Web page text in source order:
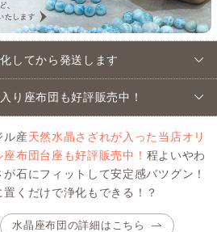
してから発送します
り座布団も好評販売中！
ル産天然水晶さざれが入った当店オリ
座布団台座も好評販売中！ 程よいやわ
が石にフィットして安定感バツグン！
置くだけで浄化もできる！？
水晶座布団の詳細はこちら